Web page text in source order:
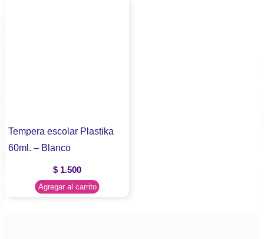
Tempera escolar Plastika
60ml. – Blanco
$ 1.500
Agregar al carrito